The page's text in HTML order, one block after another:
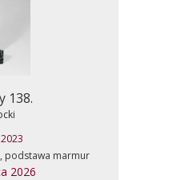
138.
2023
podstawa marmur
2026